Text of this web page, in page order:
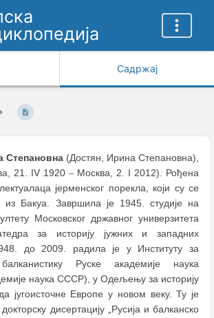
Садржај
(Достян, Ирина Степановна),
21. IV 1920 –Москва, 2. I 2012). Рођена
јерменског порекла, који су се
из Бакуа. Завршила је 1945. студије на
Московског државног универзитета
за историју јужних и западних
до 2009. радила је у Институту за
Руске академије наука
наука СССР), у Одељењу за историју
југоисточне Европе у новом веку. Ту је
дисертацију „Русија и балканско